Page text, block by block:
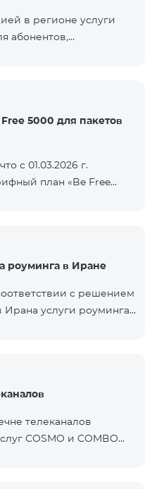
предоставляется со
Кроме того, для
в регионе услуги
абонентов,
будет
ситуации.
5000 для пакетов
с 01.03.2026 г.
план «Be Free
абоненты с активной
COSMO или COMBO. С
роуминга в Иране
с решением
Ирана услуги роуминга
В настоящее время
услуг неизвестны.
ситуации.
телеканалов
COSMO и COMBO